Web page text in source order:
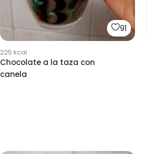
91
225 kcal
Chocolate a la taza con
canela